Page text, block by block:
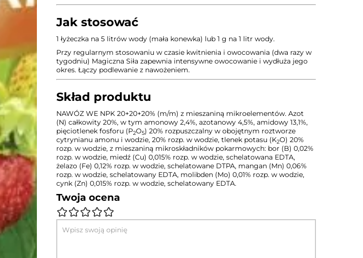
Jak stosować
1 łyżeczka na 5 litrów wody (mała konewka) lub 1 g na 1 litr wody.
Przy regularnym stosowaniu w czasie kwitnienia i owocowania (dwa razy w
tygodniu) Magiczna Siła zapewnia intensywne owocowanie i wydłuża jego
okres. Łączy podlewanie z nawożeniem.
Skład produktu
NAWÓZ WE NPK 20+20+20% (m/m) z mieszaniną mikroelementów. Azot
(N) całkowity 20%, w tym amonowy 2,4%, azotanowy 4,5%, amidowy 13,1%,
pięciotlenek fosforu (P2O5) 20% rozpuszczalny w obojętnym roztworze
cytrynianu amonu i wodzie, 20% rozp. w wodzie, tlenek potasu (K2O) 20%
rozp. w wodzie, z mieszaniną mikroskładników pokarmowych: bor (B) 0,02%
rozp. w wodzie, miedź (Cu) 0,015% rozp. w wodzie, schelatowana EDTA,
żelazo (Fe) 0,12% rozp. w wodzie, schelatowane DTPA, mangan (Mn) 0,06%
rozp. w wodzie, schelatowany EDTA, molibden (Mo) 0,01% rozp. w wodzie,
cynk (Zn) 0,015% rozp. w wodzie, schelatowany EDTA.
Twoja ocena